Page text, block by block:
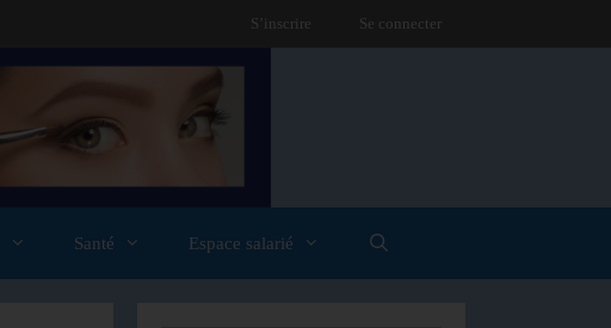
S’inscrire Se connecter
Santé Espace salarié